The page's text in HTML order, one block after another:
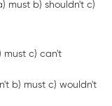
must b) shouldn't c)
must c) can't
b) must c) wouldn't